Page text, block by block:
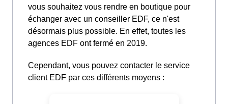
vous souhaitez vous rendre en boutique pour
échanger avec un conseiller EDF, ce n'est
désormais plus possible. En effet, toutes les
agences EDF ont fermé en 2019.
Cependant, vous pouvez contacter le service
client EDF par ces différents moyens :